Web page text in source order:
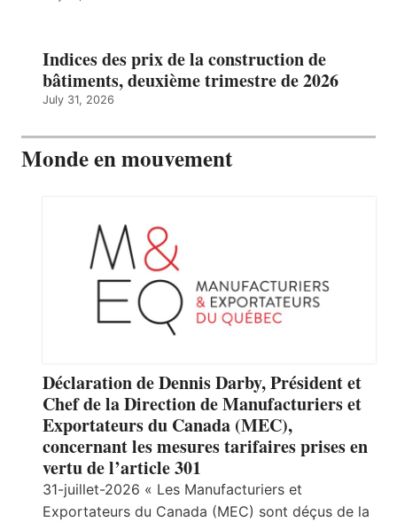
Indices des prix de la construction de
bâtiments, deuxième trimestre de 2026
July 31, 2026
Monde en mouvement
Déclaration de Dennis Darby, Président et
Chef de la Direction de Manufacturiers et
Exportateurs du Canada (MEC),
concernant les mesures tarifaires prises en
vertu de l’article 301
31-juillet-2026 « Les Manufacturiers et
Exportateurs du Canada (MEC) sont déçus de la